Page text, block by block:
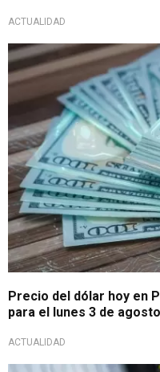
ACTUALIDAD
Cotización del día
Precio del dólar hoy en
para el lunes 3 de agosto
ACTUALIDAD